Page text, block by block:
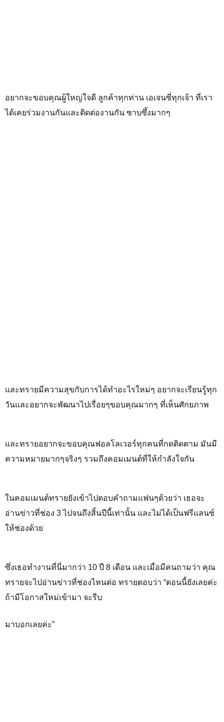
อยากจะขอบคุณผู้ใหญ่ใจดี ลูกค้าทุกท่าน เอเจนซี่ทุกเจ้า ที่เรา
ได้เคยร่วมงานกันและติดต่องานกัน ซาบซึ้งมากๆ
และทรายมีความสุขกับการได้ทำอะไรใหม่ๆ อยากจะเรียนรู้ทุก
วันและอยากจะพัฒนาไปเรื่อยๆขอบคุณมากๆ ที่เห็นศักยภาพ
และทรายอยากจะขอบคุณฟอลโลเวอร์ทุกคนที่กดติดตาม มันมี
ความหมายมากๆจริงๆ รวมถึงคอมเมนต์ที่ให้กำลังใจกัน
ในคอมเมนต์ทรายยังเข้าไปตอบคำถามแฟนๆด้วยว่า เธอจะ
อ่านข่าวที่ช่อง 3 ไปจนถึงสิ้นปีนี้เท่านั้น และไม่ได้เป็นฟรีแลนซ์
ให้ช่องด้วย
ซึ่งเธอทำงานที่นี่มากว่า 10 ปี 8 เดือน และเมื่อมีคนถามว่า คุณ
ทรายจะไปอ่านข่าวที่ช่องไหนต่อ ทรายตอบว่า “ตอนนี้ยังเลยค่ะ
ถ้ามีโอกาสใหม่เข้ามา จะรีบ
มาบอกเลยค่ะ”